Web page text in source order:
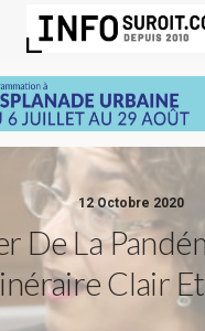
12 Octobre 2020
De La
Clair